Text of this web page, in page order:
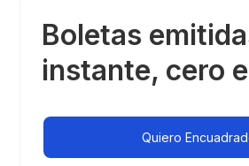
Boletas
instante, cero
Quiero